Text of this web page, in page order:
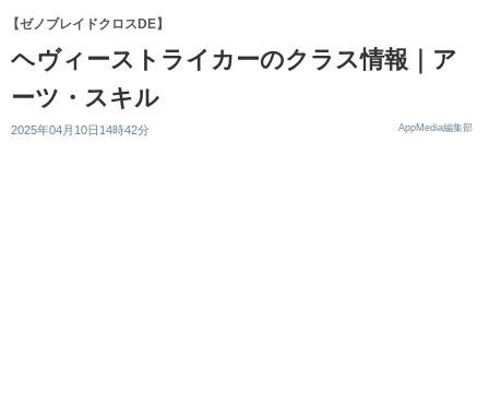
【ゼノブレイドクロスDE】
ヘヴィーストライカーのクラス情報｜ア
ーツ・スキル
2025年04月10日14時42分 AppMedia編集部